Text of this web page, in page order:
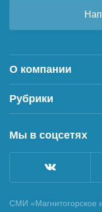
О компании
Рубрики
Мы в соцсетях
СМИ «Магнитогорское